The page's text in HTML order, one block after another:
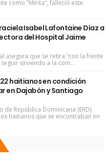
como "Mirita", falleció este
Isabel Lafontaine Díaz a
del Hospital Jaime
asegura que se retira “con la frente
sirviendo a la com...
haitianos en condición
en Dajabón y Santiago
de República Dominicana (ERD)
haitianos que se encontraban en